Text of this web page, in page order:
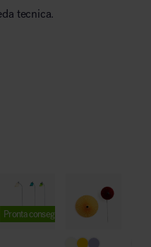
tecnica.
Pronta consegna